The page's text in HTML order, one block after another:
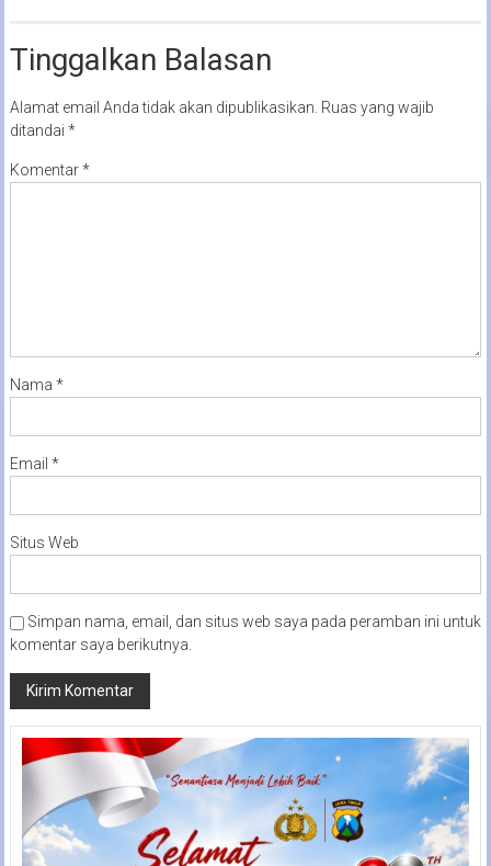
Tinggalkan Balasan
Alamat email Anda tidak akan dipublikasikan. Ruas yang wajib
ditandai *
Komentar*
Nama *
Email *
Situs Web
Simpan nama, email, dan situs web saya pada peramban ini untuk
komentar saya berikutnya.